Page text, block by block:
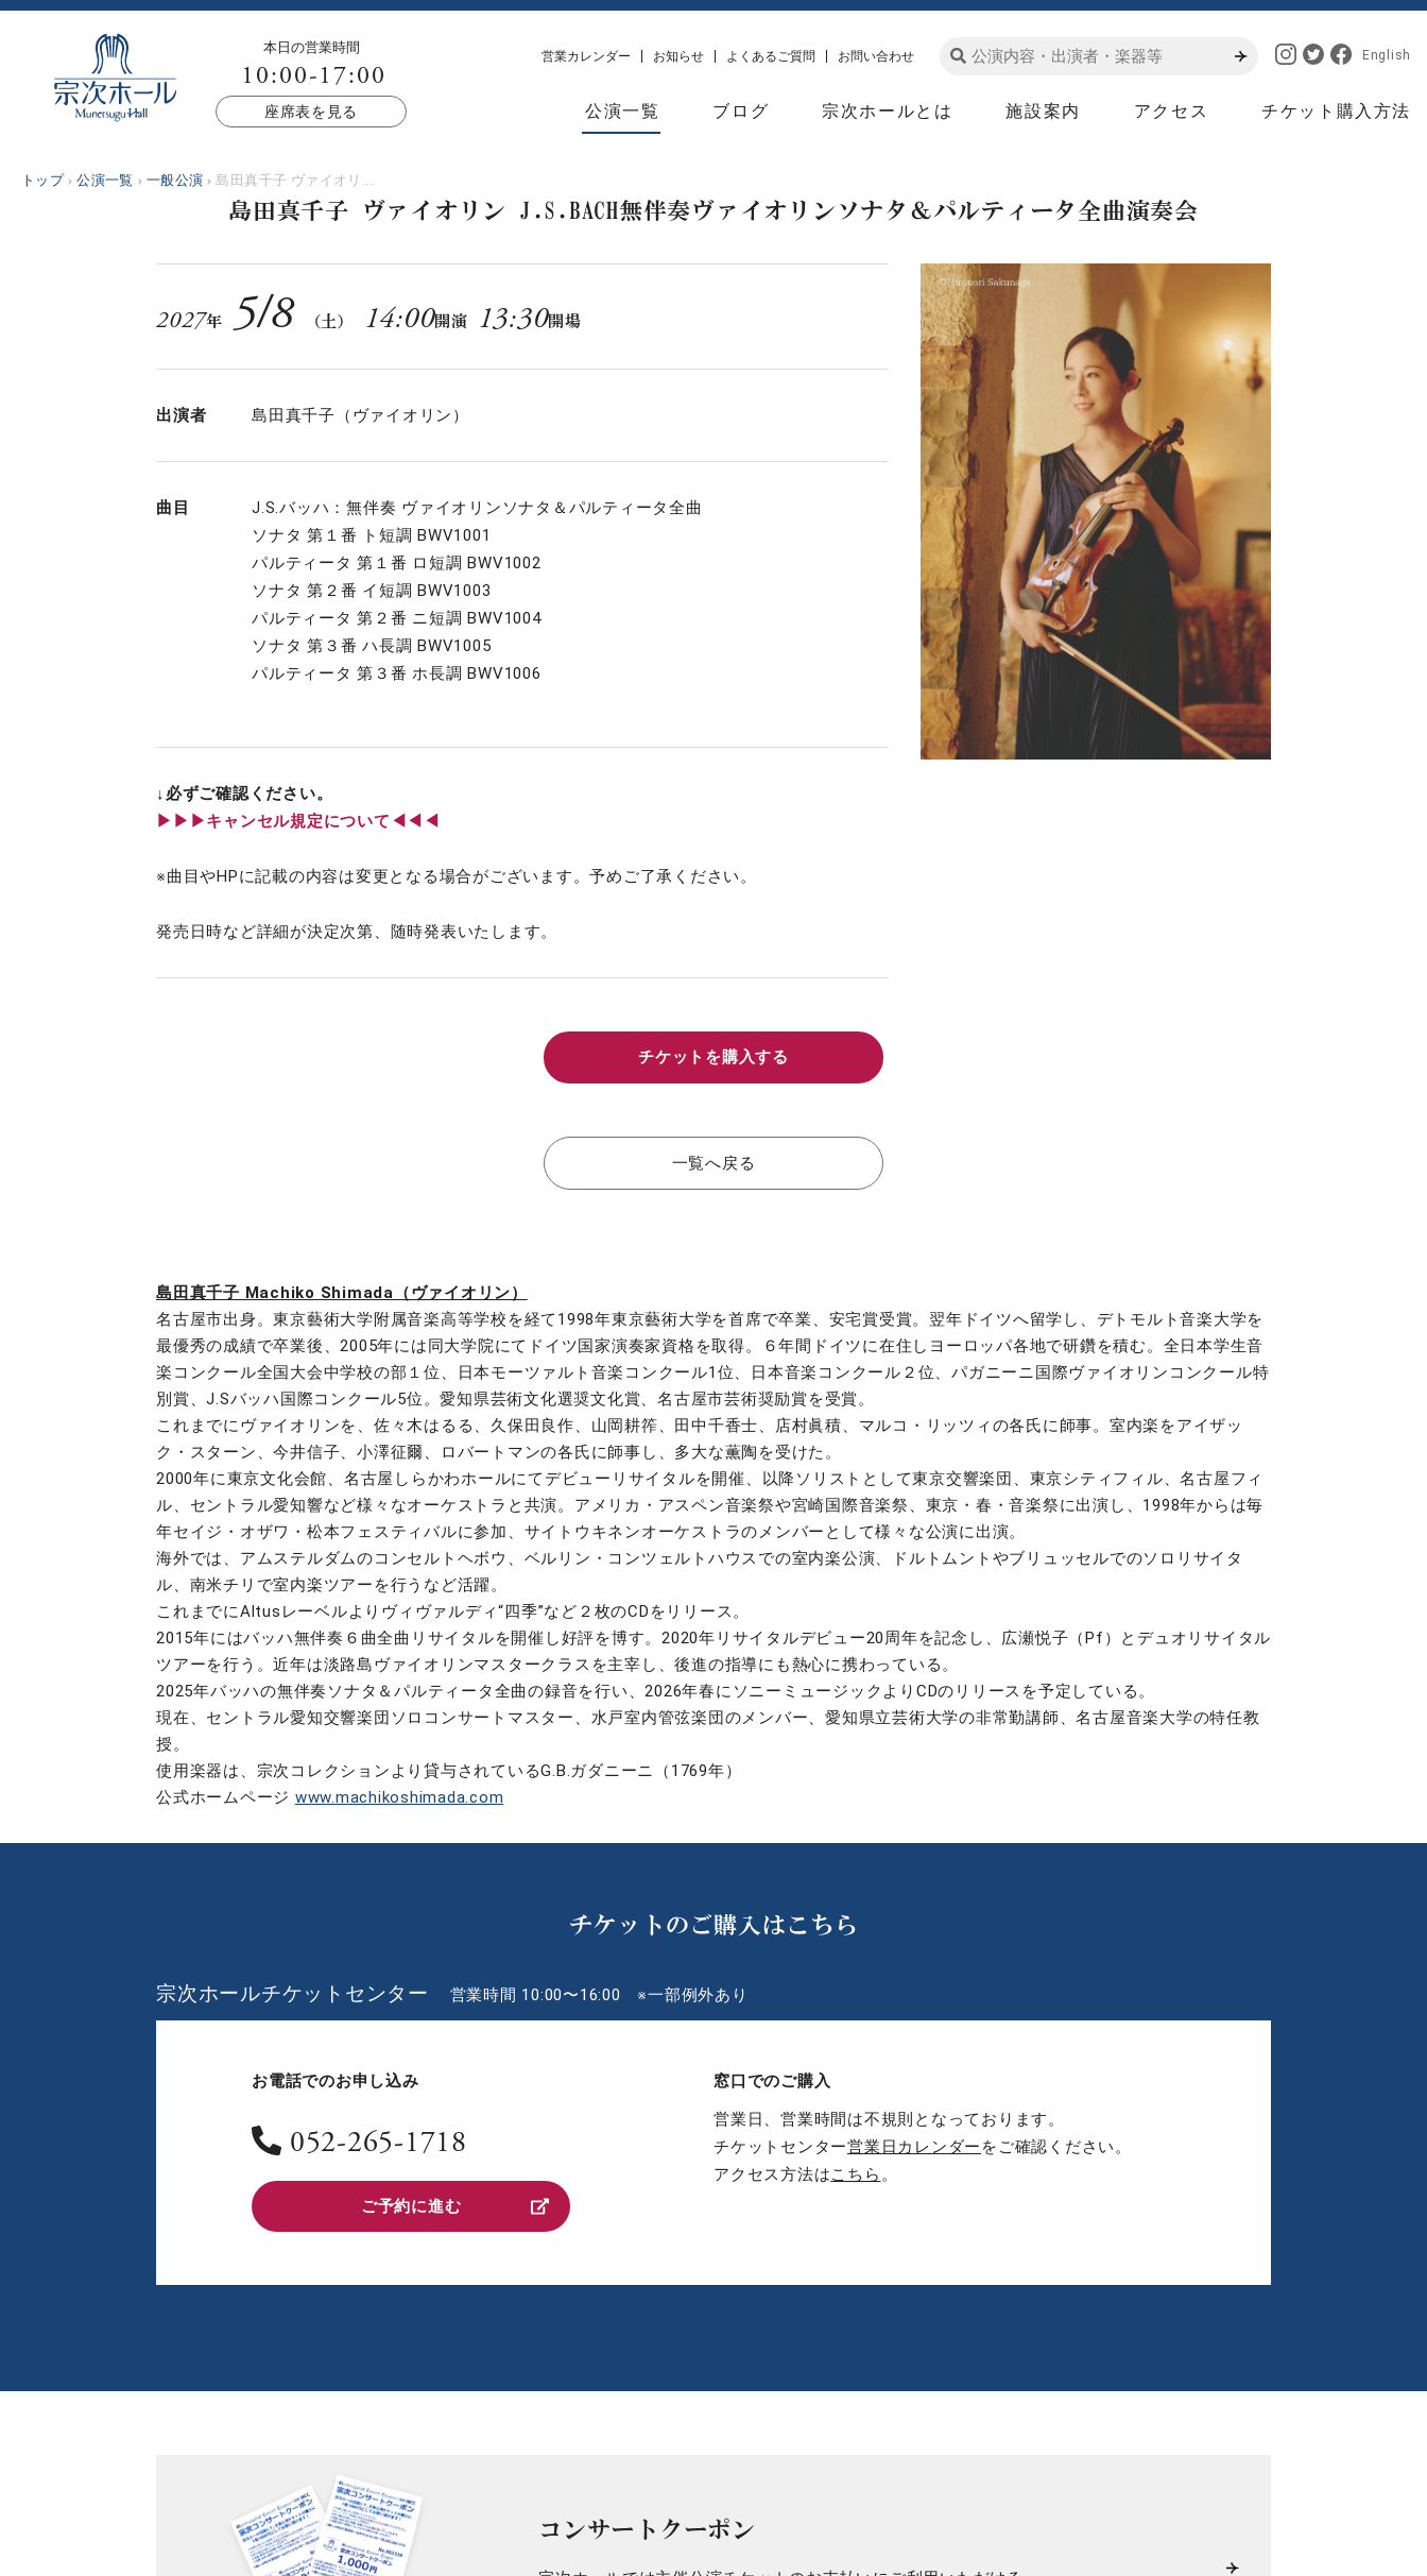
本日の営業時間
10:00-17:00
座席表を見る 公演一覧 ブログ 宗次ホールとは 施設案内 アクセス チケット購入方法
営業カレンダー お知らせ よくあるご質問 お問い合わせ English
トップ 公演一覧 一般公演 島田真千子 ヴァイオリ...
島田真千子 ヴァイオリン J.S.BACH無伴奏ヴァイオリンソナタ＆パルティータ全曲演奏会
2027年 5/8 （土） 14:00開演 13:30開場
出演者 島田真千子（ヴァイオリン）
曲目
J.S.バッハ：無伴奏 ヴァイオリンソナタ＆パルティータ全曲
ソナタ 第１番 ト短調 BWV1001
パルティータ 第１番 ロ短調 BWV1002
ソナタ 第２番 イ短調 BWV1003
パルティータ 第２番 ニ短調 BWV1004
ソナタ 第３番 ハ長調 BWV1005
パルティータ 第３番 ホ長調 BWV1006
↓必ずご確認ください。
▶︎▶︎▶︎キャンセル規定について◀◀◀
※曲目やHPに記載の内容は変更となる場合がございます。予めご了承ください。
発売日時など詳細が決定次第、随時発表いたします。
チケットを購入する
一覧へ戻る
島田真千子 Machiko Shimada（ヴァイオリン）
​名古屋市出身。東京藝術大学附属音楽高等学校を経て1998年東京藝術大学を首席で卒業、安宅賞受賞。翌年ドイツへ留学し、デトモルト音楽大学を
最優秀の成績で卒業後、2005年には同大学院にてドイツ国家演奏家資格を取得。６年間ドイツに在住しヨーロッパ各地で研鑽を積む。全日本学生音
楽コンクール全国大会中学校の部１位、日本モーツァルト音楽コンクール1位、日本音楽コンクール２位、パガニーニ国際ヴァイオリンコンクール特
別賞、J.Sバッハ国際コンクール5位。愛知県芸術文化選奨文化賞、名古屋市芸術奨励賞を受賞。
これまでにヴァイオリンを、佐々木はるる、久保田良作、山岡耕筰、田中千香士、店村眞積、マルコ・リッツィの各氏に師事。室内楽をアイザッ
ク・スターン、今井信子、小澤征爾、ロバートマンの各氏に師事し、多大な薫陶を受けた。
2000年に東京文化会館、名古屋しらかわホールにてデビューリサイタルを開催、以降ソリストとして東京交響楽団、東京シティフィル、名古屋フィ
ル、セントラル愛知響など様々なオーケストラと共演。アメリカ・アスペン音楽祭や宮崎国際音楽祭、東京・春・音楽祭に出演し、1998年からは毎
年セイジ・オザワ・松本フェスティバルに参加、サイトウキネンオーケストラのメンバーとして様々な公演に出演。
海外では、アムステルダムのコンセルトヘボウ、ベルリン・コンツェルトハウスでの室内楽公演、ドルトムントやブリュッセルでのソロリサイタ
ル、南米チリで室内楽ツアーを行うなど活躍。
これまでにAltusレーベルよりヴィヴァルディ“四季”など２枚のCDをリリース。
2015年にはバッハ無伴奏６曲全曲リサイタルを開催し好評を博す。2020年リサイタルデビュー20周年を記念し、広瀬悦子（Pf）とデュオリサイタル
ツアーを行う。近年は淡路島ヴァイオリンマスタークラスを主宰し、後進の指導にも熱心に携わっている。
2025年バッハの無伴奏ソナタ＆パルティータ全曲の録音を行い、2026年春にソニーミュージックよりCDのリリースを予定している。
現在、セントラル愛知交響楽団ソロコンサートマスター、水戸室内管弦楽団のメンバー、愛知県立芸術大学の非常勤講師、名古屋音楽大学の特任教
授。
使用楽器は、宗次コレクションより貸与されているG.B.ガダニーニ（1769年）
公式ホームページ www.machikoshimada.com
チケットのご購入はこちら
宗次ホールチケットセンター 営業時間 10:00〜16:00 ※一部例外あり
お電話でのお申し込み
052-265-1718
ご予約に進む
窓口でのご購入
営業日、営業時間は不規則となっております。
チケットセンター営業日カレンダー をご確認ください。
アクセス方法はこちら 。
コンサートクーポン